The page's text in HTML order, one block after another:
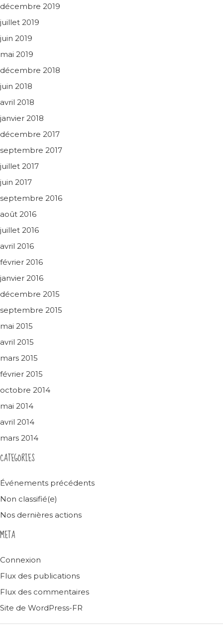
décembre 2019
juillet 2019
juin 2019
mai 2019
décembre 2018
juin 2018
avril 2018
janvier 2018
décembre 2017
septembre 2017
juillet 2017
juin 2017
septembre 2016
août 2016
juillet 2016
avril 2016
février 2016
janvier 2016
décembre 2015
septembre 2015
mai 2015
avril 2015
mars 2015
février 2015
octobre 2014
mai 2014
avril 2014
mars 2014
CATEGORIES
Événements précédents
Non classifié(e)
Nos dernières actions
META
Connexion
Flux des publications
Flux des commentaires
Site de WordPress-FR